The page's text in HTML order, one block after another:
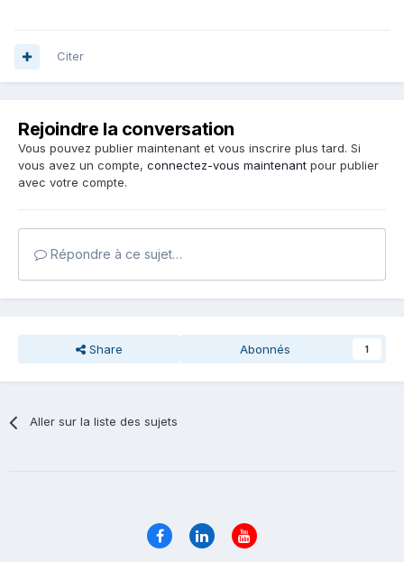
Citer
Rejoindre la conversation
Vous pouvez publier maintenant et vous inscrire plus tard. Si
vous avez un compte, connectez-vous maintenant pour publier
avec votre compte.
Répondre à ce sujet…
Share Abonnés 1
Aller sur la liste des sujets